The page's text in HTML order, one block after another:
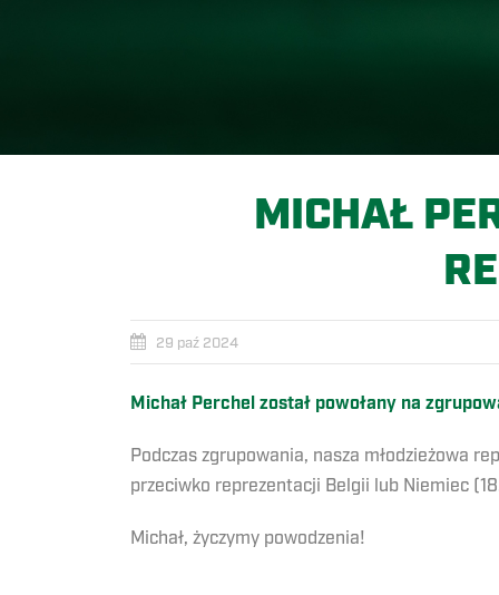
MICHAŁ
29 paź 2024
Michał Perchel został powołany na
Podczas zgrupowania, nasza młodzieżowa
przeciwko reprezentacji Belgii lub Niemiec
Michał, życzymy powodzenia!